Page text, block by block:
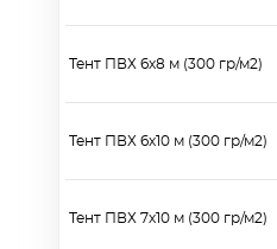
Тент ПВХ 6х8 м (300 гр/м2)
Тент ПВХ 6х10 м (300 гр/м2)
Тент ПВХ 7х10 м (300 гр/м2)